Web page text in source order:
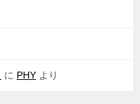
に PHY より